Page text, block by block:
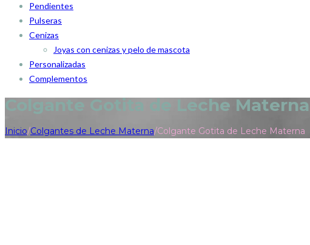
Pendientes
Pulseras
Cenizas
Joyas con cenizas y pelo de mascota
Personalizadas
Complementos
Colgante Gotita de Leche Materna
Inicio/Colgantes de Leche Materna/Colgante Gotita de Leche Materna